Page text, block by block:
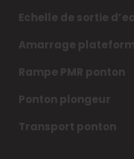
Echelle de sortie
Amarrage
Rampe PMR ponton
Ponton plongeur
Transport ponton